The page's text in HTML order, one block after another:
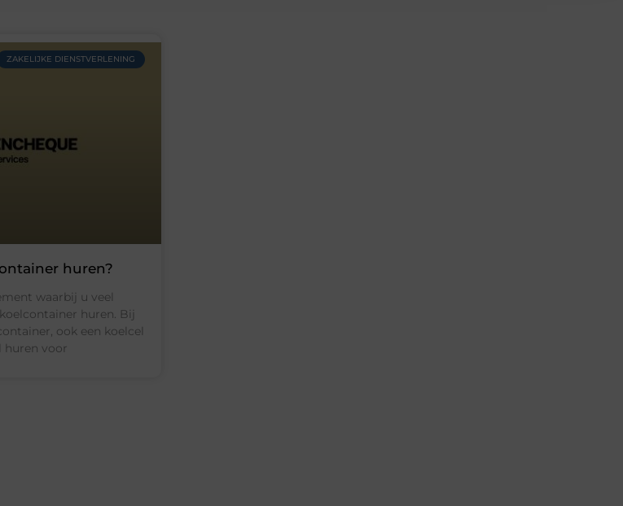
ZAKELIJKE DIENSTVERLENING
huren?
waarbij u veel
huren. Bij
ook een koelcel
huren voor